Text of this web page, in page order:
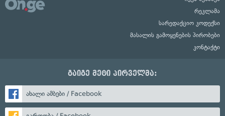
რეკლამა
სარედაქციო კოდექსი
მასალის გამოყენების პირობები
კონტაქტი
გაიგე მეტი პირველმა:
ახალი ამბები / Facebook